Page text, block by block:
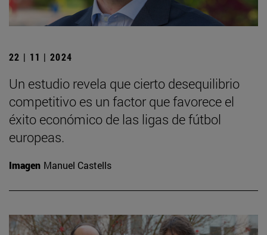
22 | 11 | 2024
Un estudio revela que cierto desequilibrio
competitivo es un factor que favorece el
éxito económico de las ligas de fútbol
europeas.
Imagen Manuel Castells